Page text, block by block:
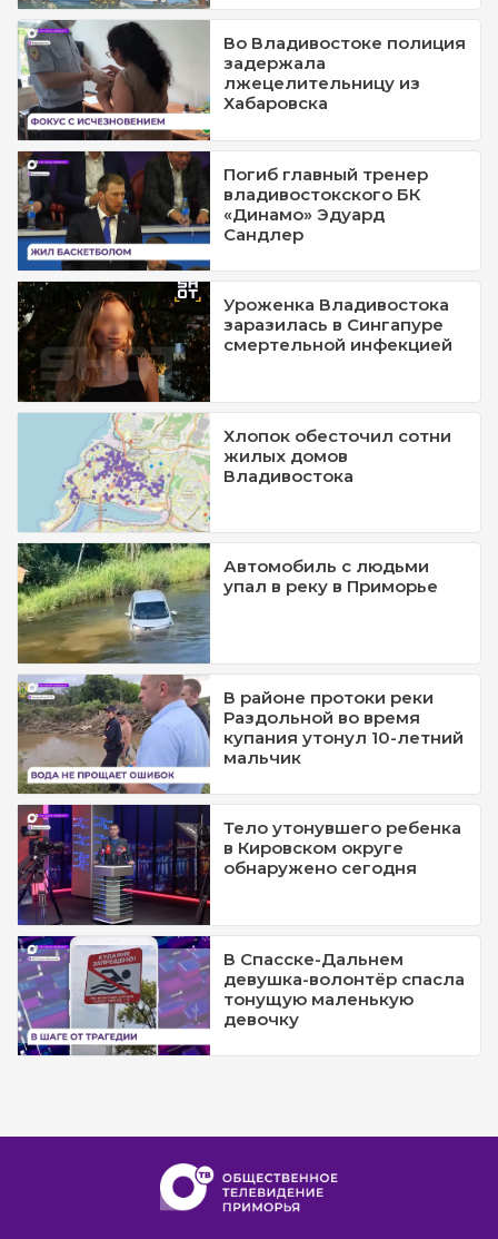
Во Владивостоке полиция
задержала
лжецелительницу из
Хабаровска
Погиб главный тренер
владивостокского БК
«Динамо» Эдуард
Сандлер
Уроженка Владивостока
заразилась в Сингапуре
смертельной инфекцией
Хлопок обесточил сотни
жилых домов
Владивостока
Автомобиль с людьми
упал в реку в Приморье
В районе протоки реки
Раздольной во время
купания утонул 10-летний
мальчик
Тело утонувшего ребенка
в Кировском округе
обнаружено сегодня
В Спасске-Дальнем
девушка-волонтёр спасла
тонущую маленькую
девочку